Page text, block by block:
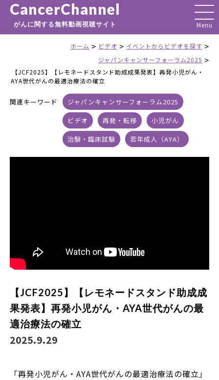
CancerChannel
がんに関する無料動画視聴サイト
ホーム > ビデオ > イベントからビデオを探す >
ジャパンキャンサーフォーラム2025 >
【JCF2025】【レモネードスタンド助成成果発表】再発小児がん・
AYA世代がんの最適治療法の確立
関連キーワード
ジャパンキャンサーフォーラム2025
ビデオ
再発・転移
小児がん
治験・臨床試験
若年成人（AYA）
【JCF2025】【レモネードスタンド助成成
果発表】再発小児がん・AYA世代がんの最
適治療法の確立
2025.9.29
「再発小児がん・AYA世代がんの最適治療法の確立」